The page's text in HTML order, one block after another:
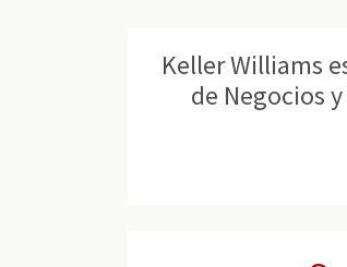
Keller Williams
de Negocios